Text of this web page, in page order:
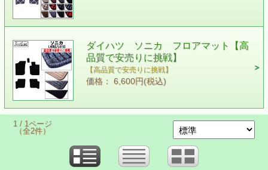
ダイハツ ソニカ フロアマット【高
品質で安売りに挑戦】
【高品質で安売りに挑戦】
価格： 6,600円(税込)
1 / 1ページ
（全2件）